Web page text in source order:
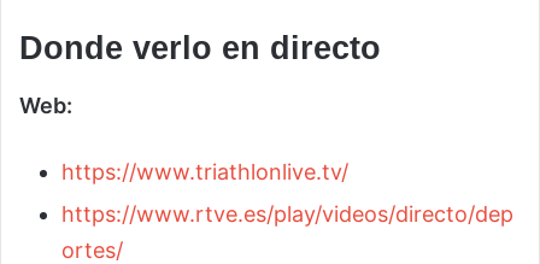
Donde verlo en directo
Web:
https://www.triathlonlive.tv/
https://www.rtve.es/play/videos/directo/dep
ortes/